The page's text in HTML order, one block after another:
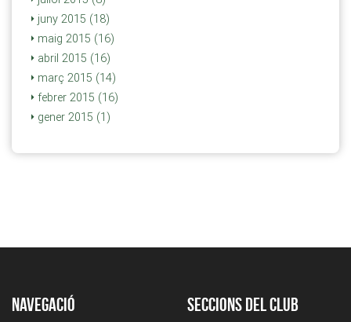
juny 2015 (18)
maig 2015 (16)
abril 2015 (16)
març 2015 (14)
febrer 2015 (16)
gener 2015 (1)
Navegació Seccions del club